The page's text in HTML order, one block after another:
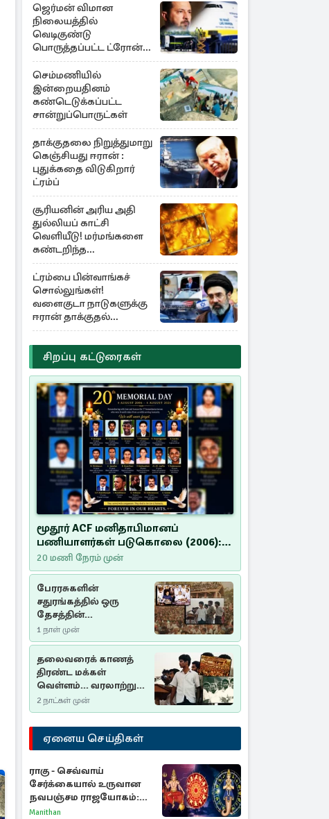
ஜெர்மன் விமான
நிலையத்தில்
வெடிகுண்டு
பொருத்தப்பட்ட ட்ரோன்!
தப்பியது உக்ரைன்
விமானம்
செம்மணியில்
இன்றையதினம்
கண்டெடுக்கப்பட்ட
சான்றுப்பொருட்கள்
தாக்குதலை நிறுத்துமாறு
கெஞ்சியது ஈரான் :
புதுக்கதை விடுகிறார்
ட்ரம்ப்
சூரியனின் அரிய அதி
துல்லியப் காட்சி
வெளியீடு! மர்மங்களை
கண்டறிந்த
விஞ்ஞானிகள்
ட்ரம்பை பின்வாங்கச்
சொல்லுங்கள்!
வளைகுடா நாடுகளுக்கு
ஈரான் தாக்குதல்
எச்சரிக்கை
சிறப்பு கட்டுரைகள்
மூதூர் ACF மனிதாபிமானப்
பணியாளர்கள் படுகொலை (2006):
20 ஆண்டுகளாகியும் நீதி
மறுக்கப்பட்ட மனிதாபிமானப்
பேரவலம்
20 மணி நேரம் முன்
பேரரசுகளின்
சதுரங்கத்தில் ஒரு
தேசத்தின்
தீர்க்கதரிசனம் :
சுதுமலை பிரகடனம்
ஒரு வரலாற்றுப் பாடம்
1 நாள் முன்
தலைவரைக் காணத்
திரண்ட மக்கள்
வெள்ளம்... வரலாற்றுச்
சிறப்புமிக்க சுதுமலைப்
பிரகடனம்…
2 நாட்கள் முன்
ஏனைய செய்திகள்
ராகு - செவ்வாய்
சேர்க்கையால் உருவான
நவபஞ்சம ராஜயோகம்:
அதிர்ஷ்டம் பெறும் 3
Manithan